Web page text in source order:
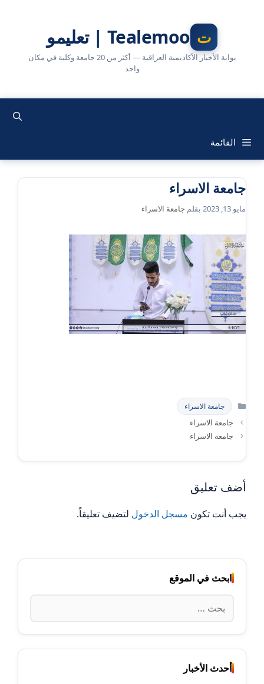
Tealemoo | تعليمو
بوابة الأخبار الأكاديمية العراقية — أكثر من 20 جامعة وكلية في مكان
واحد
القائمة
جامعة الاسراء
مايو 13, 2023 بقلم جامعة الاسراء
التصنيفات
جامعة الاسراء
جامعة الاسراء
جامعة الاسراء
أضف تعليق
يجب أنت تكون مسجل الدخول لتضيف تعليقاً.
ابحث في الموقع
البحث
عن:
أحدث الأخبار